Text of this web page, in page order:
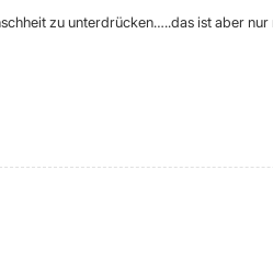
zu unterdrücken…..das ist aber